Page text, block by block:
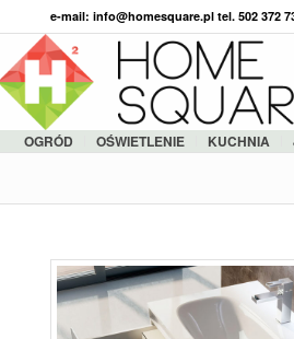
e-mail: info@homesquare.pl tel. 502 372
OGRÓD OŚWIETLENIE KUCHNIA